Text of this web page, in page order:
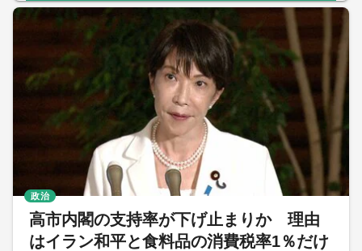
高市内閣の支持率が下げ止まりか 理由
はイラン和平と食料品の消費税率1％だけ
政治